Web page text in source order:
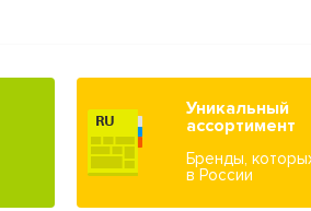
Уникальный
ассортимент
Бренды,
в России